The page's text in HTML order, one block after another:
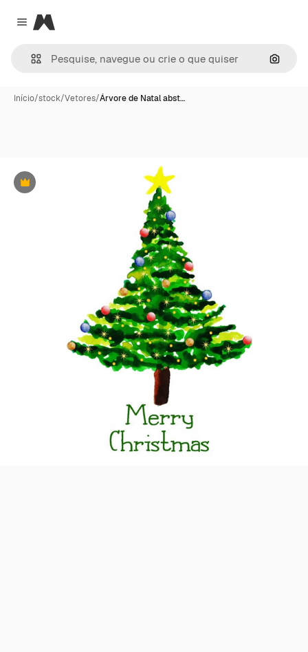
Close menu
Magnific
Início/stock/Vetores/Árvore de Natal abst…
Premium